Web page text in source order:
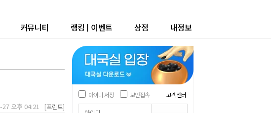
커뮤니티 랭킹 | 이벤트 상점 내정보
27 오후 04:21 [프린트]
아이디 저장 보안접속 고객센터